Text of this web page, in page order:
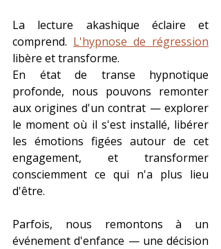
La lecture akashique éclaire et
comprend. L'hypnose de régression
libère et transforme.
En état de transe hypnotique
profonde, nous pouvons remonter
aux origines d'un contrat — explorer
le moment où il s'est installé, libérer
les émotions figées autour de cet
engagement, et transformer
consciemment ce qui n'a plus lieu
d'être.
Parfois, nous remontons à un
événement d'enfance — une décision